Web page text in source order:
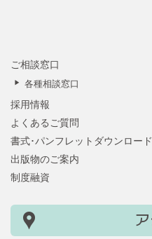
ご相談窓口
各種相談窓口
採用情報
よくあるご質問
書式･パンフレットダウンロード
出版物のご案内
制度融資